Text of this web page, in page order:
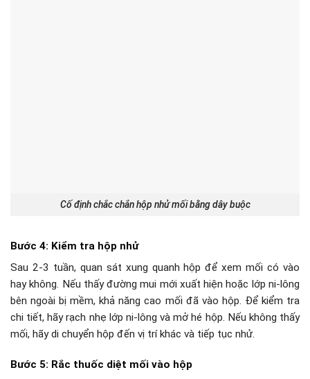
Cố định chắc chắn hộp nhử mối bằng dây buộc
Bước 4: Kiểm tra hộp nhử
Sau 2-3 tuần, quan sát xung quanh hộp để xem mối có vào
hay không. Nếu thấy đường mui mới xuất hiện hoặc lớp ni-lông
bên ngoài bị mềm, khả năng cao mối đã vào hộp. Để kiểm tra
chi tiết, hãy rạch nhẹ lớp ni-lông và mở hé hộp. Nếu không thấy
mối, hãy di chuyển hộp đến vị trí khác và tiếp tục nhử.
Bước 5: Rắc thuốc diệt mối vào hộp